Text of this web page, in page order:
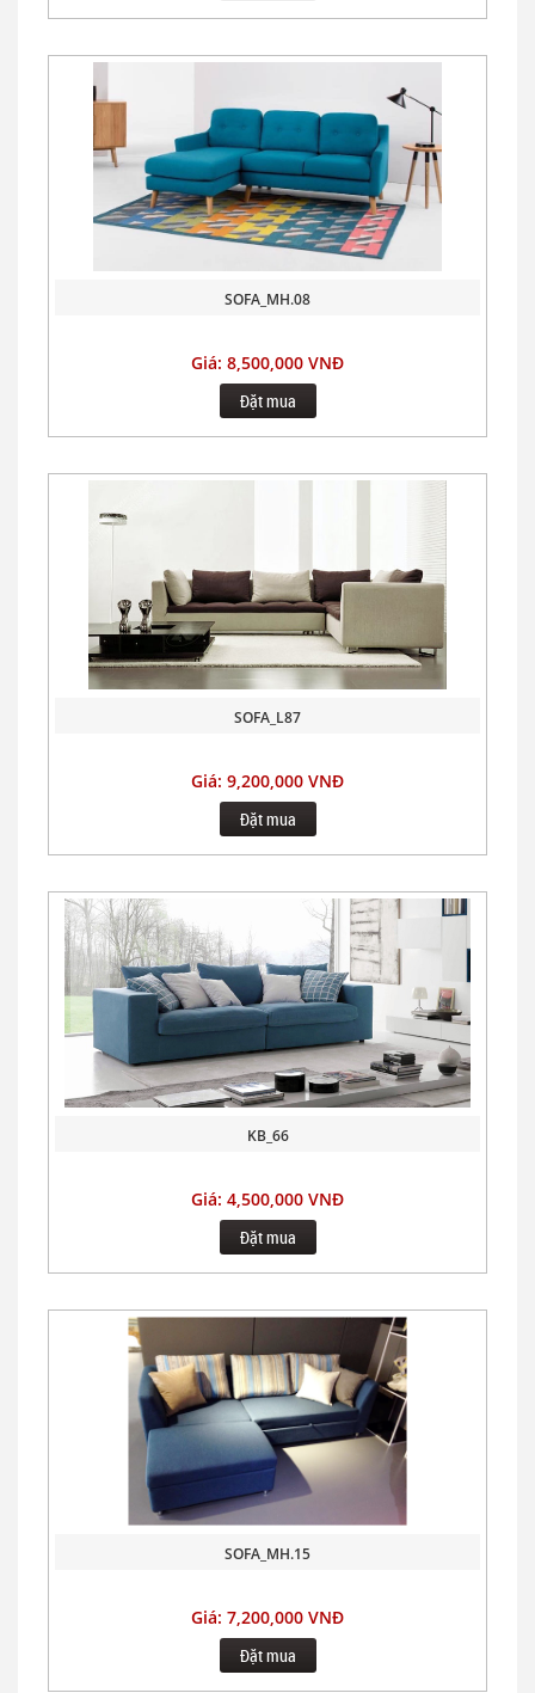
SOFA_MH.08
Giá: 8,500,000 VNĐ
Đặt mua
SOFA_L87
Giá: 9,200,000 VNĐ
Đặt mua
KB_66
Giá: 4,500,000 VNĐ
Đặt mua
SOFA_MH.15
Giá: 7,200,000 VNĐ
Đặt mua